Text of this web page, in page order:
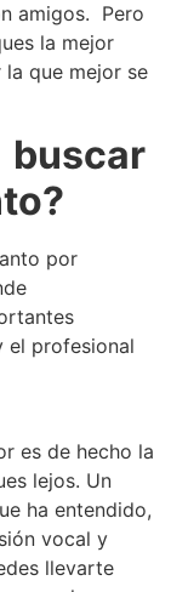
amigos. Pero
la mejor
la que mejor se
buscar
por
el profesional
es de hecho la
lejos. Un
ha entendido,
vocal y
llevarte